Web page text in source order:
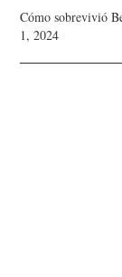
Cómo sobrevivió
1, 2024